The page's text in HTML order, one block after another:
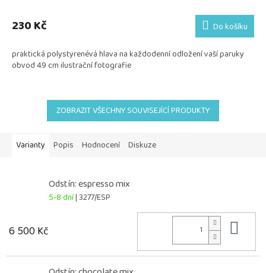
230 Kč Do košíku
praktická polystyrenévá hlava na každodenní odložení vaší paruky
obvod 49 cm ilustrační fotografie
ZOBRAZIT VŠECHNY SOUVISEJÍCÍ PRODUKTY
Varianty Popis Hodnocení Diskuze
Odstín: espresso mix
5-8 dní| 3277/ESP
6 500 Kč